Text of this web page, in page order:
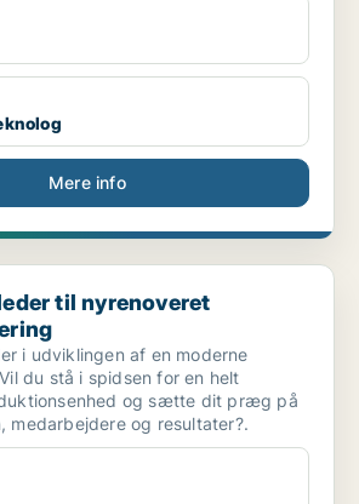
Mere info
polteopformering
til nyrenoveret
i udviklingen af en moderne
du stå i spidsen for en helt
og sætte dit præg på
medarbejdere og resultater?.